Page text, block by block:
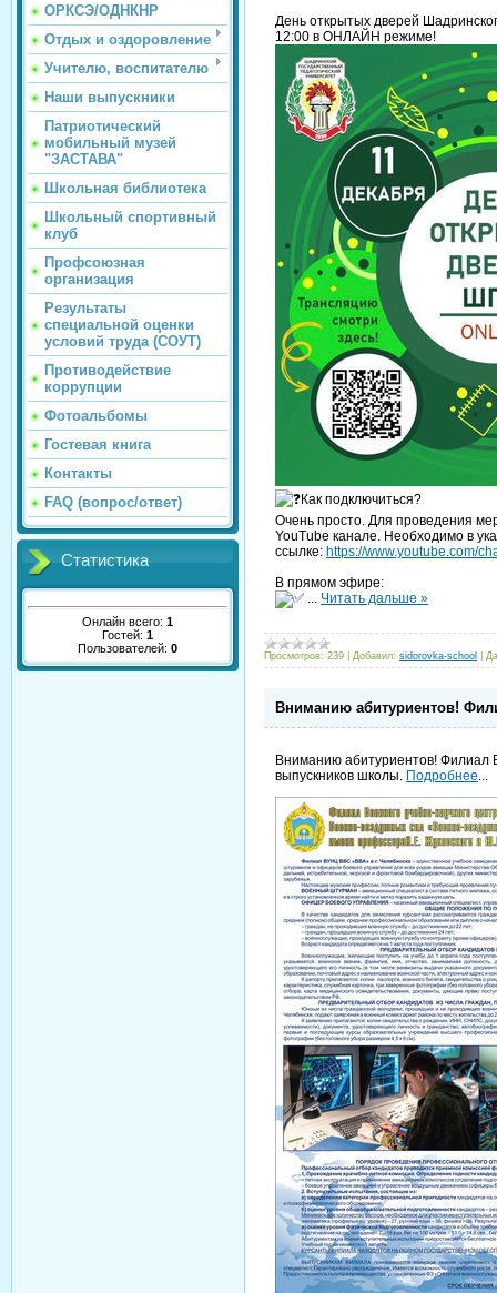
ОРКСЭ/ОДНКНР
Отдых и оздоровление
Учителю, воспитателю
Наши выпускники
Патриотический
мобильный музей
"ЗАСТАВА"
Школьная библиотека
Школьный спортивный
клуб
Профсоюзная
организация
Результаты
специальной оценки
условий труда (СОУТ)
Противодействие
коррупции
Фотоальбомы
Гостевая книга
Контакты
FAQ (вопрос/ответ)
Статистика
Онлайн всего: 1
Гостей: 1
Пользователей: 0
День открытых дверей
12:00 в ОНЛАЙН режиме!
Как подключиться?
Очень просто. Для проведения
YouTube канале. Необходимо в
ссылке: https://www.youtube.com/
В прямом эфире:
Читать дальше »
Просмотров: 239 Добавил: sidorovka-school
Вниманию абитуриентов!
Вниманию абитуриентов!
выпускников школы. Подробнее